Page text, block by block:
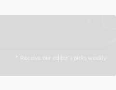
Receive our editor's picks weekly